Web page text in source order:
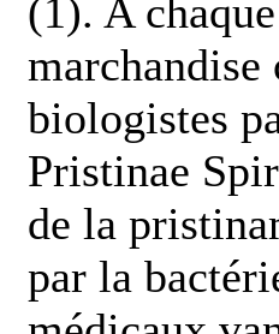
(1). A
marchandise
biologistes
Pristinae
de la
par la